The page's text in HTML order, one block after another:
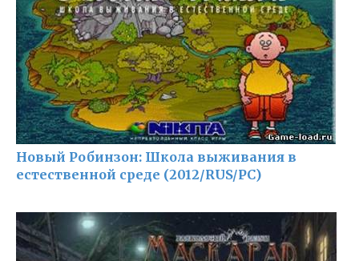
Новый Робинзон: Школа выживания в
естественной среде (2012/RUS/PC)